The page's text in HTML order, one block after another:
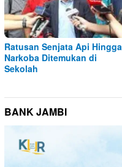
Ratusan Senjata Api Hingga
Narkoba Ditemukan di
Sekolah
BANK JAMBI